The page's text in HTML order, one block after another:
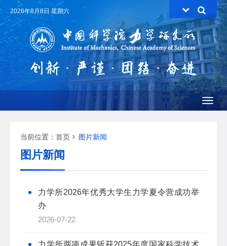
2026年8月8日 星期六
当前位置： 首页 图片新闻
图片新闻
力学所2026年优秀大学生力学夏令营成功举
办
2026-07-22
力学所两项成果斩获2025年度国家科学技术